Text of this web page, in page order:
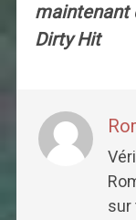
maintenant
Dirty Hit
sur